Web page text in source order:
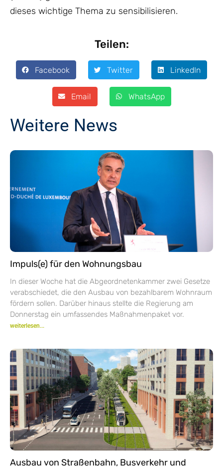
dieses wichtige Thema zu sensibilisieren.
Teilen:
Facebook Twitter LinkedIn
Email WhatsApp
Weitere News
Impuls(e) für den Wohnungsbau
In dieser Woche hat die Abgeordnetenkammer zwei Gesetze
verabschiedet, die den Ausbau von bezahlbarem Wohnraum
fördern sollen. Darüber hinaus stellte die Regierung am
Donnerstag ein umfassendes Maßnahmenpaket vor.
weiterlesen...
Ausbau von Straßenbahn, Busverkehr und